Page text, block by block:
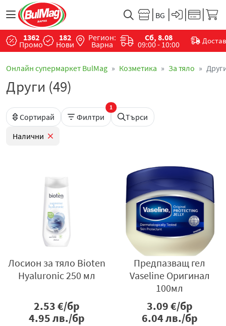
1362
Промо
182
Нови
Регион:
Варна
Сб, 8.08
09:00 - 10:00
Онлайн супермаркет BulMag Козметика За тяло
Други (49)
Сортирай Филтри
1
Търси
Налични
Лосион за тяло Bioten
Hyaluronic 250 мл
2.53€/бр
4.95лв./бр
Предпазващ гел
Vaseline Оригинал
100мл
3.09€/бр
6.04лв./бр